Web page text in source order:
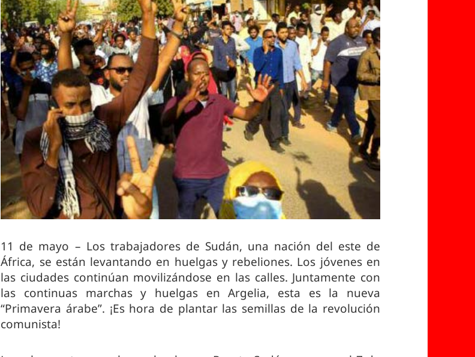
11 de mayo – Los trabajadores de Sudán, una nación del este de
África, se están levantando en huelgas y rebeliones. Los jóvenes en
las ciudades continúan movilizándose en las calles. Juntamente con
las continuas marchas y huelgas en Argelia, esta es la nueva
“Primavera árabe”. ¡Es hora de plantar las semillas de la revolución
comunista!